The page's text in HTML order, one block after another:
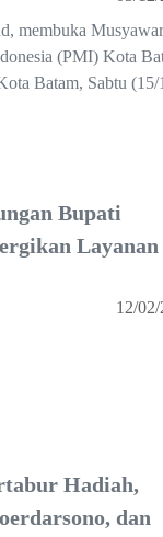
membuka
(PMI) Kota
Batam, Sabtu (15/
Bupati
Layanan
12/
Hadiah,
dan